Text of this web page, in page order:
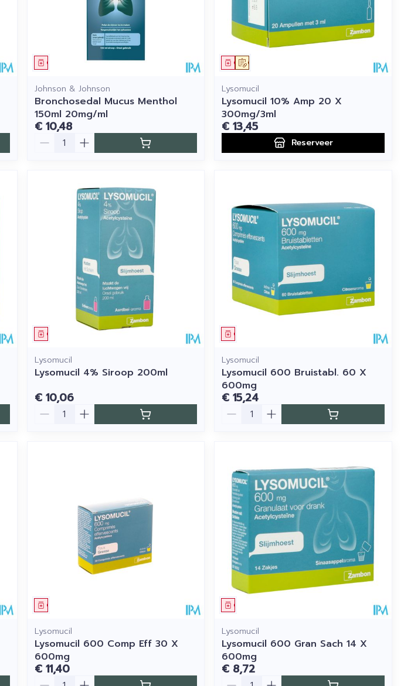
Geneesmiddel
Johnson & Johnson
Bronchosedal Mucus Menthol
150ml 20mg/ml
€ 10,48
Aantal
Op voorschrift
Geneesmiddel
Lysomucil
Lysomucil 10% Amp 20 X
300mg/3ml
€ 13,45
Reserveer
Geneesmiddel
Lysomucil
Lysomucil 4% Siroop 200ml
€ 10,06
Aantal
Geneesmiddel
Lysomucil
Lysomucil 600 Bruistabl. 60 X
600mg
€ 15,24
Aantal
Geneesmiddel
Lysomucil
Lysomucil 600 Comp Eff 30 X
600mg
€ 11,40
Aantal
Geneesmiddel
Lysomucil
Lysomucil 600 Gran Sach 14 X
600mg
€ 8,72
Aantal